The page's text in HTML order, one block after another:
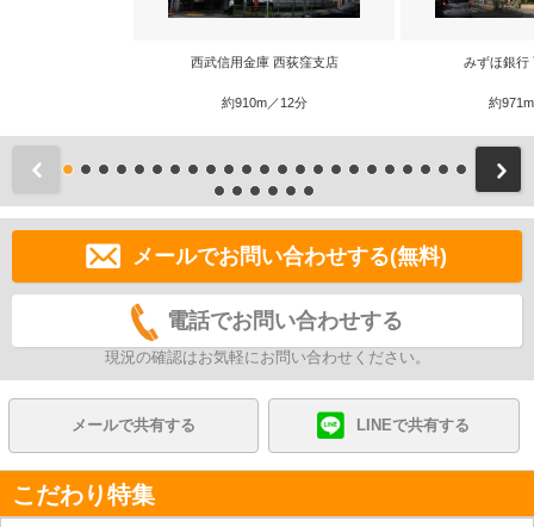
西武信用金庫 西荻窪支店
約910m／12分
みずほ銀行
約
前
メールでお問い合わせする(無料)
電話でお問い合わせする
現況の確認はお気軽にお問い合わせください。
メールで共有する LINEで共有する
こだわり特集